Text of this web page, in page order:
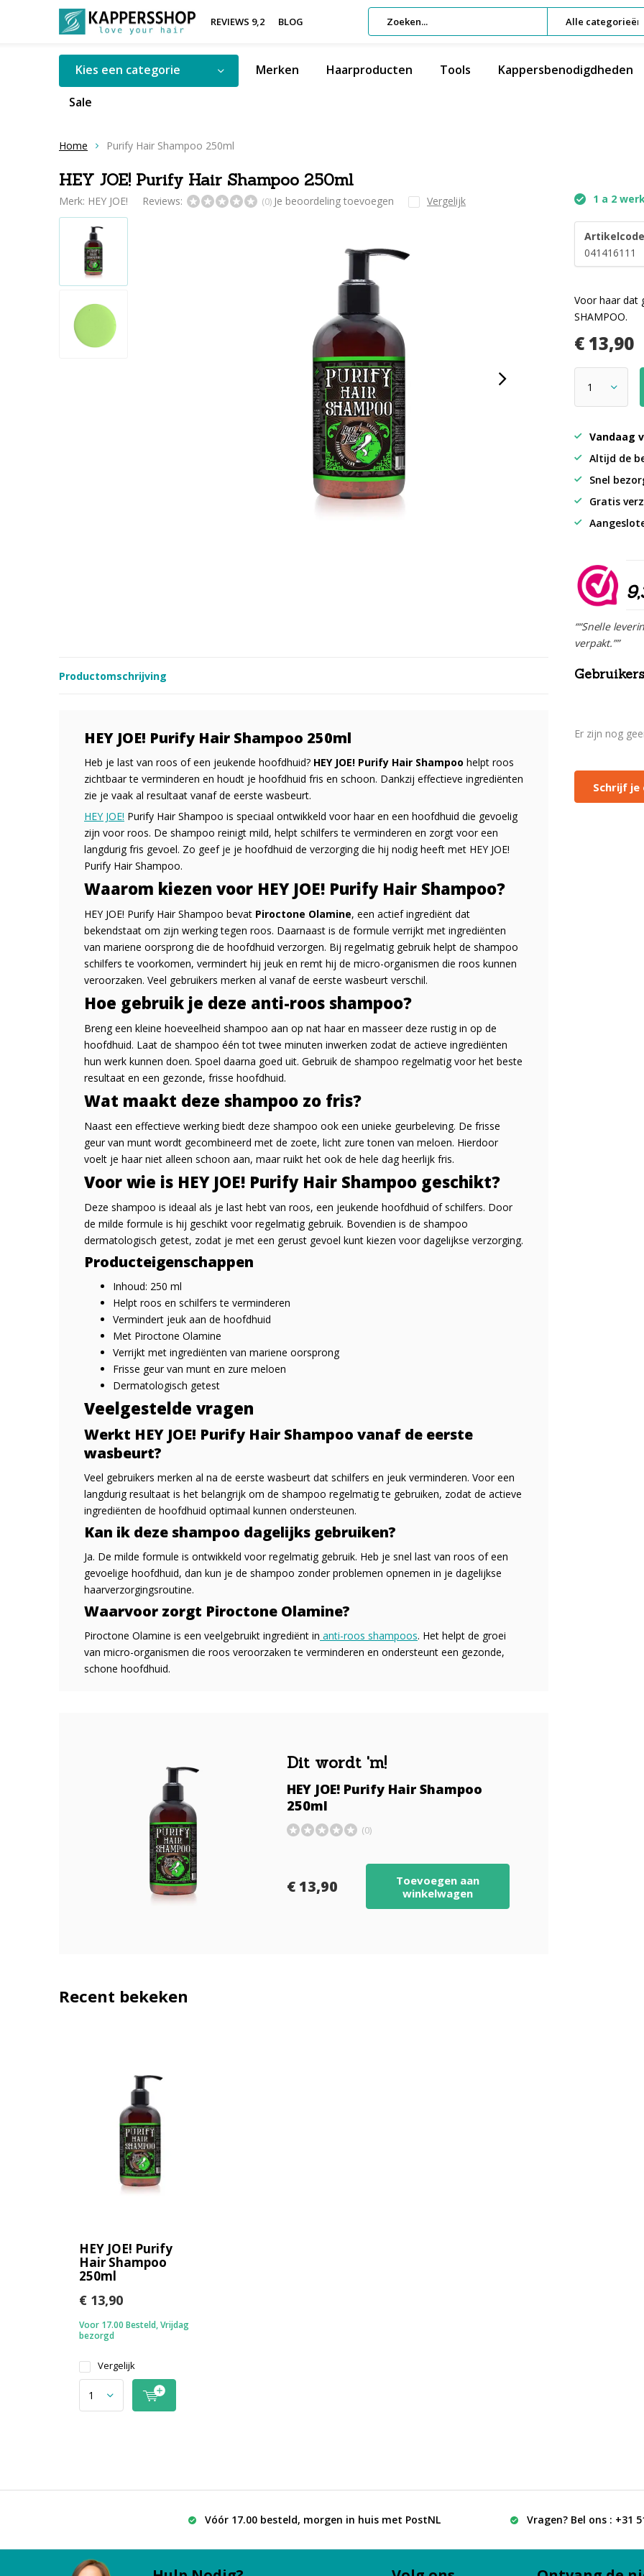
REVIEWS 9,2 BLOG Alle categorieën
Kies een categorie Merken Haarproducten Tools Kappersbenodigdheden
Sale
Home Purify Hair Shampoo 250ml
HEY JOE! Purify Hair Shampoo 250ml
Merk: HEY JOE! Reviews: (0) Je beoordeling toevoegen Vergelijk 1 a 2
041416111
Voor haar dat
SHAMPOO.
€ 13,90
Vandaag
Altijd de
Snel
Gratis
““Snelle
verpakt.””
Productomschrijving
HEY JOE! Purify Hair Shampoo 250ml
Heb je last van roos of een jeukende hoofdhuid? HEY JOE! Purify Hair Shampoo helpt roos
zichtbaar te verminderen en houdt je hoofdhuid fris en schoon. Dankzij effectieve ingrediënten
zie je vaak al resultaat vanaf de eerste wasbeurt.
HEY JOE! Purify Hair Shampoo is speciaal ontwikkeld voor haar en een hoofdhuid die gevoelig
zijn voor roos. De shampoo reinigt mild, helpt schilfers te verminderen en zorgt voor een
langdurig fris gevoel. Zo geef je je hoofdhuid de verzorging die hij nodig heeft met HEY JOE!
Purify Hair Shampoo.
Waarom kiezen voor HEY JOE! Purify Hair Shampoo?
HEY JOE! Purify Hair Shampoo bevat Piroctone Olamine, een actief ingrediënt dat
bekendstaat om zijn werking tegen roos. Daarnaast is de formule verrijkt met ingrediënten
van mariene oorsprong die de hoofdhuid verzorgen. Bij regelmatig gebruik helpt de shampoo
schilfers te voorkomen, vermindert hij jeuk en remt hij de micro-organismen die roos kunnen
veroorzaken. Veel gebruikers merken al vanaf de eerste wasbeurt verschil.
Hoe gebruik je deze anti-roos shampoo?
Breng een kleine hoeveelheid shampoo aan op nat haar en masseer deze rustig in op de
hoofdhuid. Laat de shampoo één tot twee minuten inwerken zodat de actieve ingrediënten
hun werk kunnen doen. Spoel daarna goed uit. Gebruik de shampoo regelmatig voor het beste
resultaat en een gezonde, frisse hoofdhuid.
Wat maakt deze shampoo zo fris?
Naast een effectieve werking biedt deze shampoo ook een unieke geurbeleving. De frisse
geur van munt wordt gecombineerd met de zoete, licht zure tonen van meloen. Hierdoor
voelt je haar niet alleen schoon aan, maar ruikt het ook de hele dag heerlijk fris.
Voor wie is HEY JOE! Purify Hair Shampoo geschikt?
Deze shampoo is ideaal als je last hebt van roos, een jeukende hoofdhuid of schilfers. Door
de milde formule is hij geschikt voor regelmatig gebruik. Bovendien is de shampoo
dermatologisch getest, zodat je met een gerust gevoel kunt kiezen voor dagelijkse verzorging.
Producteigenschappen
Inhoud: 250 ml
Helpt roos en schilfers te verminderen
Vermindert jeuk aan de hoofdhuid
Met Piroctone Olamine
Verrijkt met ingrediënten van mariene oorsprong
Frisse geur van munt en zure meloen
Dermatologisch getest
Veelgestelde vragen
Werkt HEY JOE! Purify Hair Shampoo vanaf de eerste
wasbeurt?
Veel gebruikers merken al na de eerste wasbeurt dat schilfers en jeuk verminderen. Voor een
langdurig resultaat is het belangrijk om de shampoo regelmatig te gebruiken, zodat de actieve
ingrediënten de hoofdhuid optimaal kunnen ondersteunen.
Kan ik deze shampoo dagelijks gebruiken?
Ja. De milde formule is ontwikkeld voor regelmatig gebruik. Heb je snel last van roos of een
gevoelige hoofdhuid, dan kun je de shampoo zonder problemen opnemen in je dagelijkse
haarverzorgingsroutine.
Waarvoor zorgt Piroctone Olamine?
Piroctone Olamine is een veelgebruikt ingrediënt in anti-roos shampoos. Het helpt de groei
van micro-organismen die roos veroorzaken te verminderen en ondersteunt een gezonde,
schone hoofdhuid.
Dit wordt 'm!
HEY JOE! Purify Hair Shampoo
250ml
(0)
€ 13,90
Toevoegen aan
winkelwagen
Er zijn nog
Schrijf
Recent bekeken
HEY JOE! Purify
Hair Shampoo
250ml
€ 13,90
Voor 17.00 Besteld, Vrijdag
bezorgd
Vergelijk
Vóór 17.00 besteld, morgen in huis met PostNL Vragen? Bel ons : +31